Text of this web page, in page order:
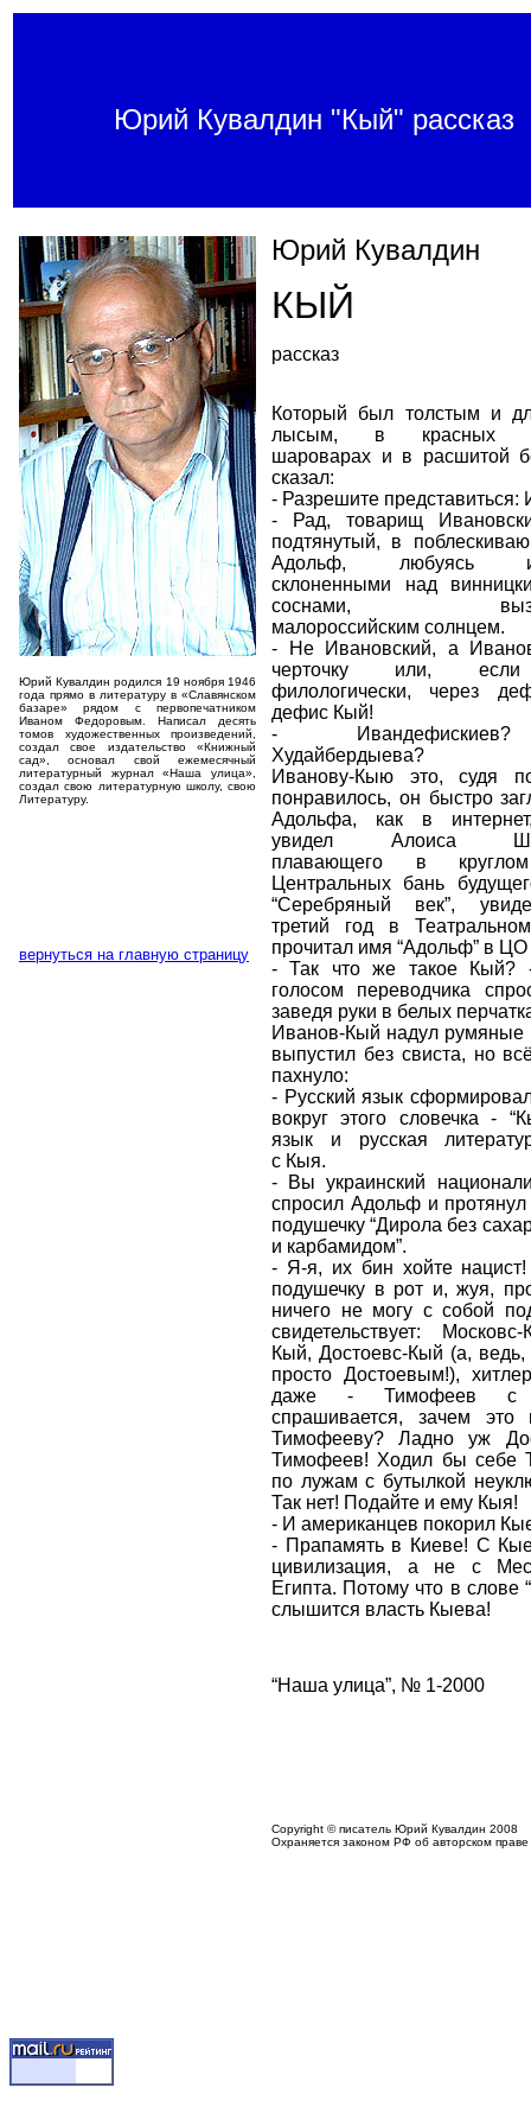
Юрий Кувалдин "Кый" рассказ
Юрий Кувалдин родился 19 ноября 1946
года прямо в литературу в «Славянском
базаре» рядом с первопечатником
Иваном Федоровым. Написал десять
томов художественных произведений,
создал свое издательство «Книжный
сад», основал свой ежемесячный
литературный журнал «Наша улица»,
создал свою литературную школу, свою
Литературу.
вернуться на главную страницу
Юрий Кувалдин
КЫЙ
рассказ
Который был толстым и
лысым, в красных
шароварах и в расшитой
сказал:
- Разрешите
- Рад, товарищ
подтянутый, в
Адольф, любуясь
склоненными над
соснами,
малороссийским солнцем.
- Не Ивановский, а
черточку или, если
филологически, через
дефис Кый!
-
Худайбердыева?
Иванову-Кыю это, судя
понравилось, он быстро
Адольфа, как в
увидел Алоиса
плавающего в
Центральных бань
“Серебряный век”,
третий год в
прочитал имя “Адольф” в ЦО
- Так что же такое Кый?
голосом переводчика
заведя руки в белых
Иванов-Кый надул румяные
выпустил без свиста, но
пахнуло:
- Русский язык
вокруг этого словечка -
язык и русская
с Кыя.
- Вы украинский
спросил Адольф и протянул
подушечку “Дирола без
и карбамидом”.
- Я-я, их бин хойте
подушечку в рот и, жуя,
ничего не могу с собой
свидетельствует:
Кый, Достоевс-Кый (а,
просто Достоевым!),
даже - Тимофеев
спрашивается, зачем
Тимофееву? Ладно уж
Тимофеев! Ходил бы себе
по лужам с бутылкой
Так нет! Подайте и ему Кыя!
- И американцев покорил
- Прапамять в Киеве! С
цивилизация, а не с
Египта. Потому что в слове
слышится власть Кыева!
“Наша улица”, № 1-2000
Copyright © писатель Юрий Кувалдин 2008
Охраняется законом РФ об авторском праве